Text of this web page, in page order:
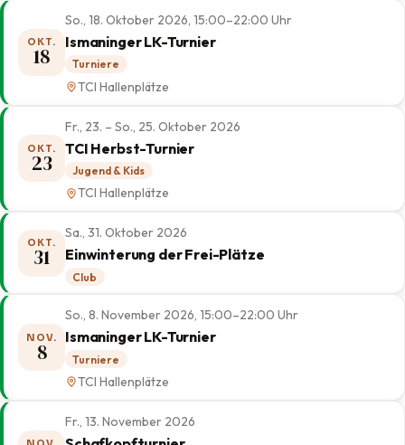
OKT.
18
So., 18. Oktober 2026, 15:00–22:00 Uhr
Ismaninger LK-Turnier
Turniere
TCI Hallenplätze
OKT.
23
Fr., 23. – So., 25. Oktober 2026
TCI Herbst-Turnier
Jugend & Kids
TCI Hallenplätze
OKT.
31
Sa., 31. Oktober 2026
Einwinterung der Frei-Plätze
Club
NOV.
8
So., 8. November 2026, 15:00–22:00 Uhr
Ismaninger LK-Turnier
Turniere
TCI Hallenplätze
Fr., 13. November 2026